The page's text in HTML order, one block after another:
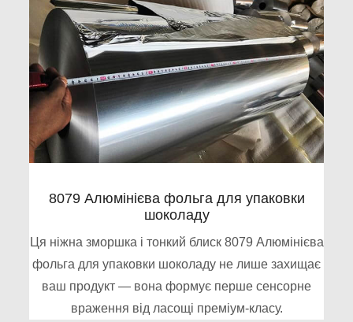
8079 Алюмінієва фольга для упаковки
шоколаду
Ця ніжна зморшка і тонкий блиск 8079 Алюмінієва
фольга для упаковки шоколаду не лише захищає
ваш продукт — вона формує перше сенсорне
враження від ласощі преміум-класу.